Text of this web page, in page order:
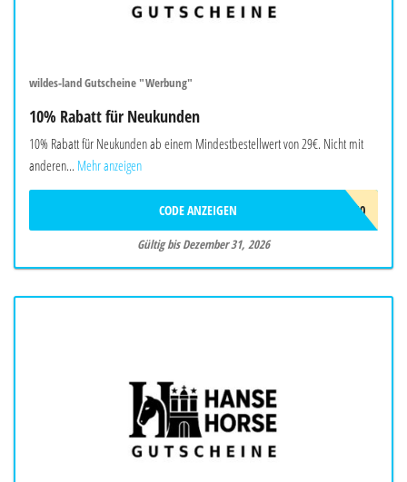
wildes-land Gutscheine "Werbung"
10% Rabatt für Neukunden
10% Rabatt für Neukunden ab einem Mindestbestellwert von 29€. Nicht mit
anderen... Mehr anzeigen
AWNEU10
CODE ANZEIGEN
Gültig bis Dezember 31, 2026